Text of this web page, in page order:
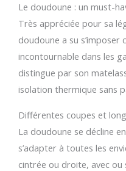
Le doudoune : un must-
Très appréciée pour sa
doudoune a su s’imposer
incontournable dans les
distingue par son
isolation thermique sans
Différentes coupes et
La doudoune se décline
s’adapter à toutes les
cintrée ou droite, avec ou